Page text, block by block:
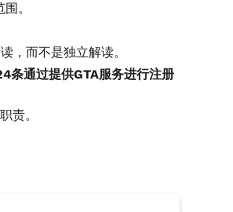
。
而不是独立解读。
条通过提供GTA服务进行注册
责。